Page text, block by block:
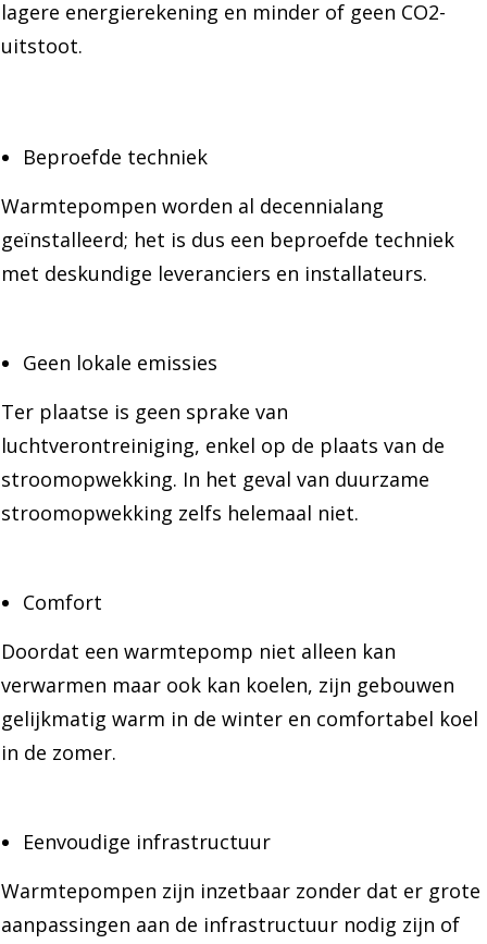
lagere energierekening en minder of geen CO2-
uitstoot.
Beproefde techniek
Warmtepompen worden al decennialang
geïnstalleerd; het is dus een beproefde techniek
met deskundige leveranciers en installateurs.
Geen lokale emissies
Ter plaatse is geen sprake van
luchtverontreiniging, enkel op de plaats van de
stroomopwekking. In het geval van duurzame
stroomopwekking zelfs helemaal niet.
Comfort
Doordat een warmtepomp niet alleen kan
verwarmen maar ook kan koelen, zijn gebouwen
gelijkmatig warm in de winter en comfortabel koel
in de zomer.
Eenvoudige infrastructuur
Warmtepompen zijn inzetbaar zonder dat er grote
aanpassingen aan de infrastructuur nodig zijn of